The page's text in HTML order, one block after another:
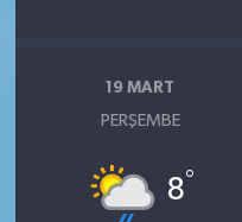
19 MART
PERŞEMBE
8°